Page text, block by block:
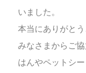
いました。
本当にありがとう
みなさまからご
はんやペットシ